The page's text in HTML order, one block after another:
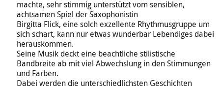
machte, sehr stimmig unterstützt vom sensiblen,
achtsamen Spiel der Saxophonistin
Birgitta Flick, eine solch exzellente Rhythmusgruppe um
sich schart, kann nur etwas wunderbar Lebendiges dabei
herauskommen.
Seine Musik deckt eine beachtliche stilistische
Bandbreite ab mit viel Abwechslung in den Stimmungen
und Farben.
Dabei werden die unterschiedlichsten Geschichten